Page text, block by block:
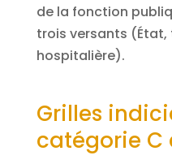
de la fonction
trois versants (État,
hospitalière).
Grilles
catégorie C